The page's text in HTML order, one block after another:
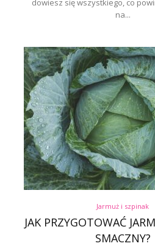
dowiesz się wszystkiego, co
na...
Jarmuż i szpinak
JAK PRZYGOTOWAĆ
SMACZNY?